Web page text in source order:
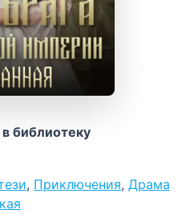
библиотеку
, Приключения, Драма